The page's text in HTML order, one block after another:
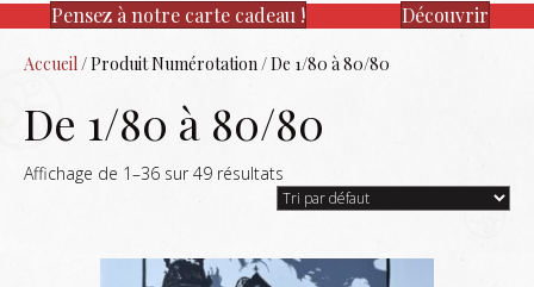
Pensez à notre carte cadeau ! Découvrir
Accueil / Produit Numérotation / De 1/80 à 80/80
De 1/80 à 80/80
Affichage de 1–36 sur 49 résultats